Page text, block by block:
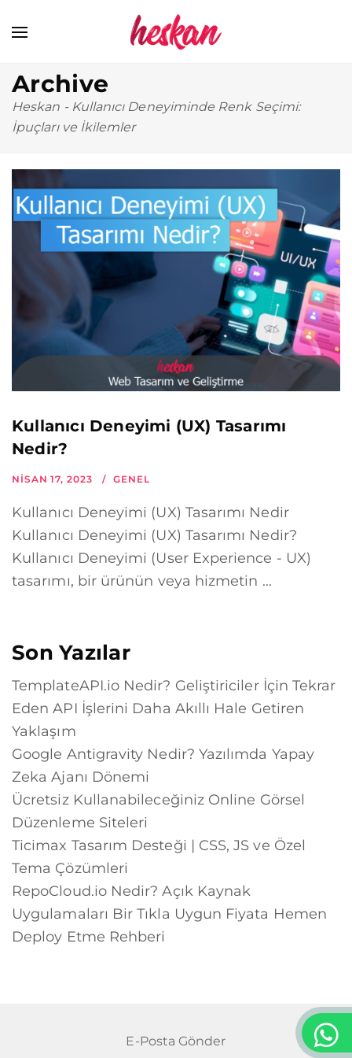
Archive
Heskan - Kullanıcı Deneyiminde Renk Seçimi:
İpuçları ve İkilemler
Kullanıcı Deneyimi (UX) Tasarımı
Nedir?
NISAN 17, 2023 GENEL
Kullanıcı Deneyimi (UX) Tasarımı Nedir
Kullanıcı Deneyimi (UX) Tasarımı Nedir?
Kullanıcı Deneyimi (User Experience - UX)
tasarımı, bir ürünün veya hizmetin ...
Son Yazılar
TemplateAPI.io Nedir? Geliştiriciler İçin Tekrar
Eden API İşlerini Daha Akıllı Hale Getiren
Yaklaşım
Google Antigravity Nedir? Yazılımda Yapay
Zeka Ajanı Dönemi
Ücretsiz Kullanabileceğiniz Online Görsel
Düzenleme Siteleri
Ticimax Tasarım Desteği | CSS, JS ve Özel
Tema Çözümleri
RepoCloud.io Nedir? Açık Kaynak
Uygulamaları Bir Tıkla Uygun Fiyata Hemen
Deploy Etme Rehberi
E-Posta Gönder